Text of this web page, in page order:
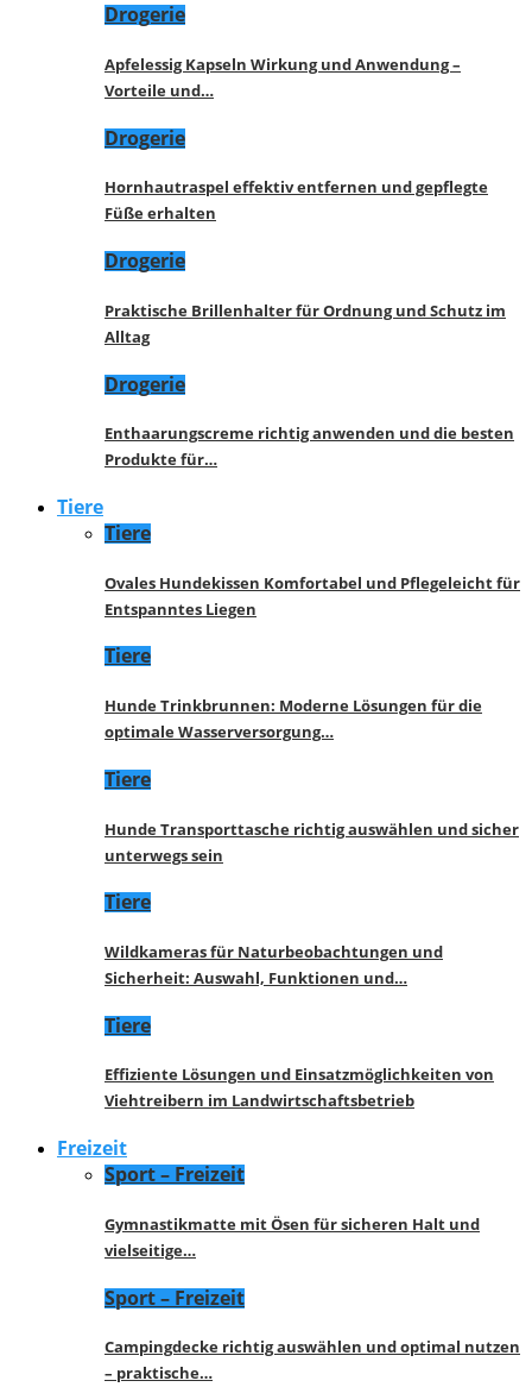
Drogerie
Apfelessig Kapseln Wirkung und Anwendung –
Vorteile und…
Drogerie
Hornhautraspel effektiv entfernen und gepflegte
Füße erhalten
Drogerie
Praktische Brillenhalter für Ordnung und Schutz im
Alltag
Drogerie
Enthaarungscreme richtig anwenden und die besten
Produkte für…
Tiere
Tiere
Ovales Hundekissen Komfortabel und Pflegeleicht für
Entspanntes Liegen
Tiere
Hunde Trinkbrunnen: Moderne Lösungen für die
optimale Wasserversorgung…
Tiere
Hunde Transporttasche richtig auswählen und sicher
unterwegs sein
Tiere
Wildkameras für Naturbeobachtungen und
Sicherheit: Auswahl, Funktionen und…
Tiere
Effiziente Lösungen und Einsatzmöglichkeiten von
Viehtreibern im Landwirtschaftsbetrieb
Freizeit
Sport – Freizeit
Gymnastikmatte mit Ösen für sicheren Halt und
vielseitige…
Sport – Freizeit
Campingdecke richtig auswählen und optimal nutzen
– praktische…